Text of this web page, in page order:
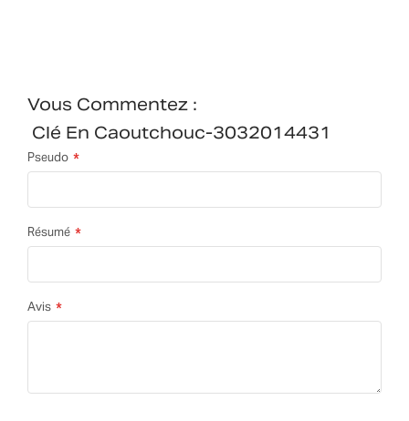
Vous Commentez :
Clé En Caoutchouc-3032014431
Pseudo
Résumé
Avis